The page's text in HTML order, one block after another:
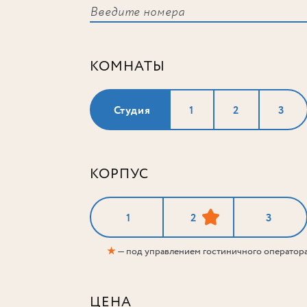
КОМНАТЫ
Студия 1 2 3
КОРПУС
1 2 3
★— под управлением гостиничного
ЦЕНА